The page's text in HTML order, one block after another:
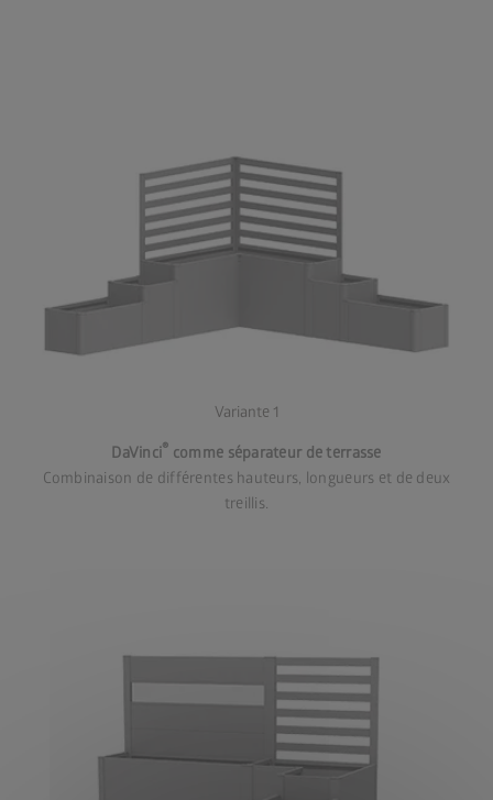
Variante 1
DaVinci® comme séparateur de terrasse
Combinaison de différentes hauteurs, longueurs et de deux
treillis.